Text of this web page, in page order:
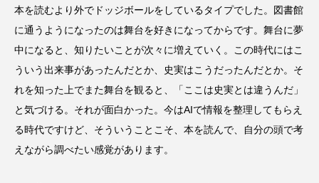
本を読むより外でドッジボールをしているタイプでした。図書館
に通うようになったのは舞台を好きになってからです。舞台に夢
中になると、知りたいことが次々に増えていく。この時代にはこ
ういう出来事があったんだとか、史実はこうだったんだとか。そ
れを知った上でまた舞台を観ると、「ここは史実とは違うんだ」
と気づける。それが面白かった。今はAIで情報を整理してもらえ
る時代ですけど、そういうことこそ、本を読んで、自分の頭で考
えながら調べたい感覚があります。